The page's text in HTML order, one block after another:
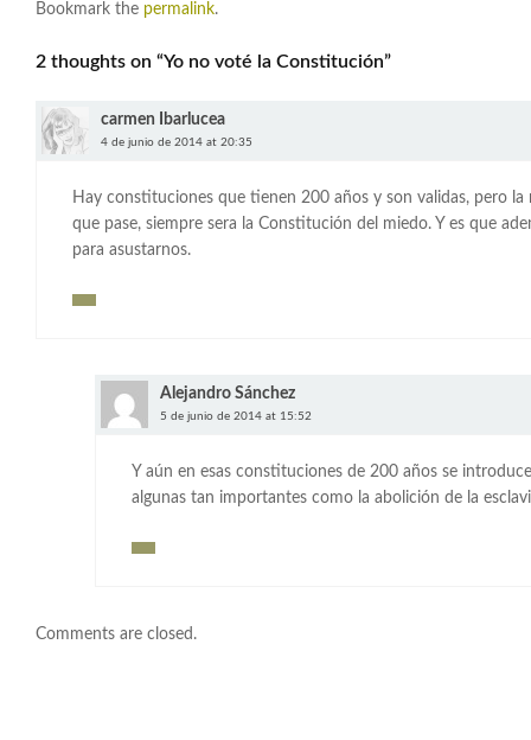
Bookmark the permalink.
2 thoughts on “Yo no voté la Constitución”
carmen Ibarlucea
4 de junio de 2014 at 20:35
Hay constituciones que tienen 200 años y son validas, pero
que pase, siempre sera la Constitución del miedo. Y es que
para asustarnos.
Alejandro Sánchez
5 de junio de 2014 at 15:52
Y aún en esas constituciones de 200 años se
algunas tan importantes como la abolición de la
Comments are closed.